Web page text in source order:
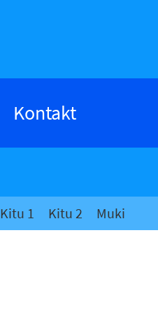
Kontakt
Kitu 1 Kitu 2 Muki